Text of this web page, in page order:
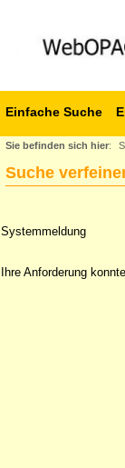
Einfache Suche
Sie befinden sich hier:
Suche
Systemmeldung
Ihre Anforderung